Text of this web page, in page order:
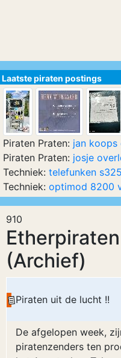
910
(Archief)
Piraten uit de lucht !!
De afgelopen week,
piratenzenders ten
Laatste piraten postings
Piraten Praten: jan koops
Piraten Praten: josje
Techniek: telefunken
Techniek: optimod 8200